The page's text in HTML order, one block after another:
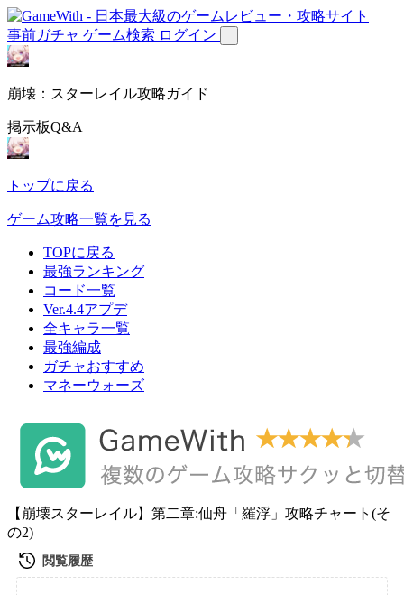
事前ガチャ ゲーム検索 ログイン
崩壊：スターレイル攻略ガイド
掲示板Q&A
トップに戻る
ゲーム攻略一覧を見る
TOPに戻る
最強ランキング
コード一覧
Ver.4.4アプデ
全キャラ一覧
最強編成
ガチャおすすめ
マネーウォーズ
【崩壊スターレイル】第二章:仙舟「羅浮」攻略チャート(そ
の2)